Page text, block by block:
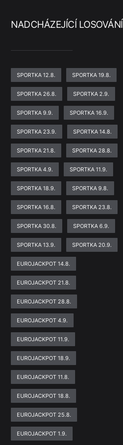
NADCHÁZEJÍCÍ LOSOVÁNÍ
SPORTKA 12.8. SPORTKA 19.8.
SPORTKA 26.8. SPORTKA 2.9.
SPORTKA 9.9. SPORTKA 16.9.
SPORTKA 23.9. SPORTKA 14.8.
SPORTKA 21.8. SPORTKA 28.8.
SPORTKA 4.9. SPORTKA 11.9.
SPORTKA 18.9. SPORTKA 9.8.
SPORTKA 16.8. SPORTKA 23.8.
SPORTKA 30.8. SPORTKA 6.9.
SPORTKA 13.9. SPORTKA 20.9.
EUROJACKPOT 14.8.
EUROJACKPOT 21.8.
EUROJACKPOT 28.8.
EUROJACKPOT 4.9.
EUROJACKPOT 11.9.
EUROJACKPOT 18.9.
EUROJACKPOT 11.8.
EUROJACKPOT 18.8.
EUROJACKPOT 25.8.
EUROJACKPOT 1.9.